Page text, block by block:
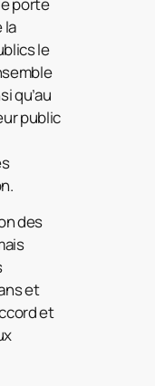
la
le
qu’au
public
des
et
et